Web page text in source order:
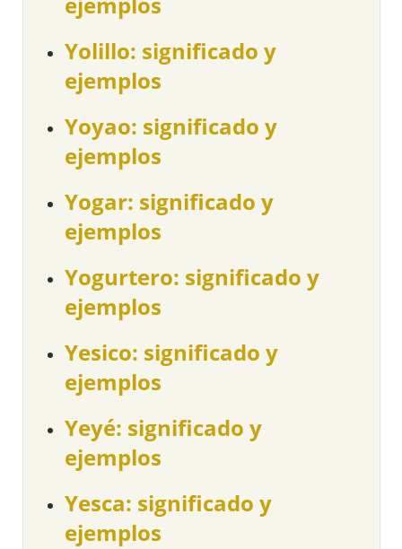
Yolillo: significado y
ejemplos
Yoyao: significado y
ejemplos
Yogar: significado y
ejemplos
Yogurtero: significado y
ejemplos
Yesico: significado y
ejemplos
Yeyé: significado y
ejemplos
Yesca: significado y
ejemplos